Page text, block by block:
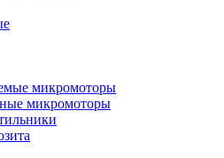
микромоторы
микромоторы